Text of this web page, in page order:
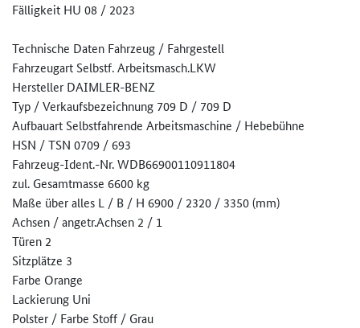
Fälligkeit HU 08 / 2023
Technische Daten Fahrzeug / Fahrgestell
Fahrzeugart Selbstf. Arbeitsmasch.LKW
Hersteller DAIMLER-BENZ
Typ / Verkaufsbezeichnung 709 D / 709 D
Aufbauart Selbstfahrende Arbeitsmaschine / Hebebühne
HSN / TSN 0709 / 693
Fahrzeug-Ident.-Nr. WDB66900110911804
zul. Gesamtmasse 6600 kg
Maße über alles L / B / H 6900 / 2320 / 3350 (mm)
Achsen / angetr.Achsen 2 / 1
Türen 2
Sitzplätze 3
Farbe Orange
Lackierung Uni
Polster / Farbe Stoff / Grau